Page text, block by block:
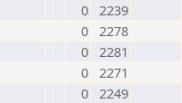
0 2239
0 2278
0 2281
0 2271
0 2249